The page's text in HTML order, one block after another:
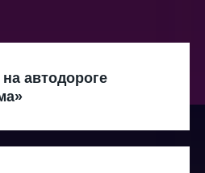
автодороге